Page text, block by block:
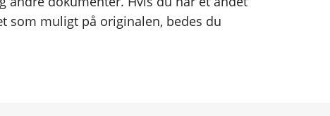
som muligt på originalen, bedes du